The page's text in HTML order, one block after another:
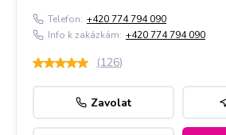
Telefon: +420 774 794 090
Info k zakázkám: +420 774 794 090
(126)
Zavolat